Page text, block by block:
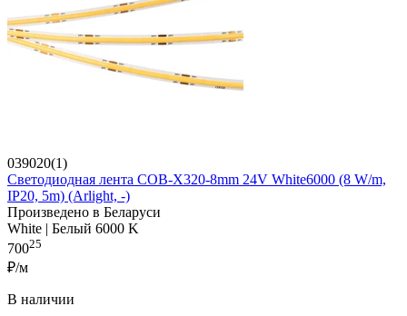
039020(1)
Светодиодная лента COB-X320-8mm 24V White6000 (8 W/m,
IP20, 5m) (Arlight, -)
Произведено в Беларуси
White | Белый 6000 K
70025
₽/м
В наличии